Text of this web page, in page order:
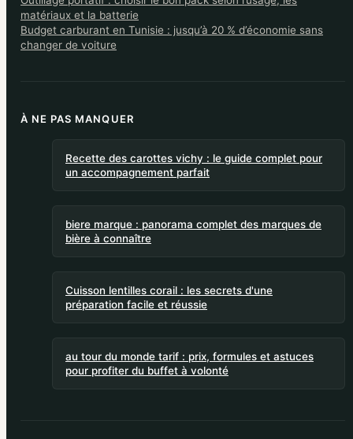
matériaux et la batterie
Budget carburant en Tunisie : jusqu’à 20 % d’économie sans
changer de voiture
À NE PAS MANQUER
Recette des carottes vichy : le guide complet pour
un accompagnement parfait
biere marque : panorama complet des marques de
bière à connaître
Cuisson lentilles corail : les secrets d'une
préparation facile et réussie
au tour du monde tarif : prix, formules et astuces
pour profiter du buffet à volonté